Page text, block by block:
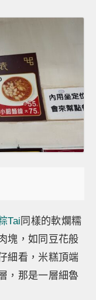
Tai 同樣的軟爛糯
塊，如同豆花般
細看，米糕頂端
，那是一層細魯